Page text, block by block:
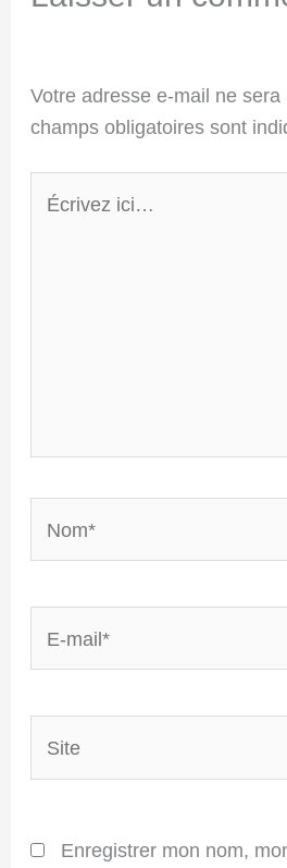
Votre adresse e-mail ne sera
champs obligatoires sont
ici…
mail*
Enregistrer mon nom,